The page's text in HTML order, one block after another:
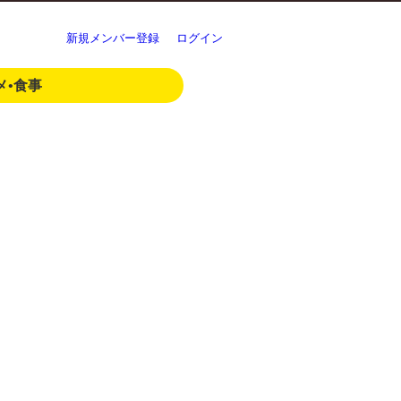
新規メンバー登録 ログイン
•食事